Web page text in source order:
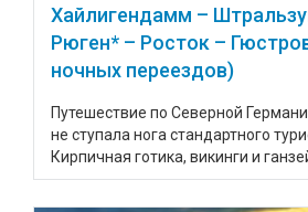
Хайлигендамм –
Рюген* – Росток –
ночных переездов)
Путешествие по Северной
не ступала нога стандартного
Кирпичная готика, викинги и